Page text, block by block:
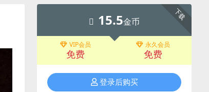
下载
15.5金币
VIP会员
免费
永久会员
免费
登录后购买